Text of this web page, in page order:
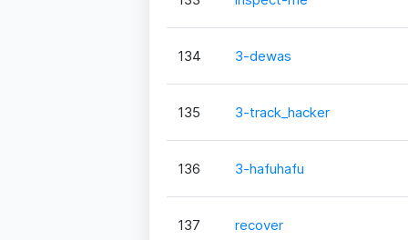
134 3-dewas
135 3-track_hacker
136 3-hafuhafu
137 recover